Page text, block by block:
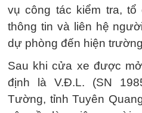
vụ công tác kiểm tra,
thông tin và liên hệ
dự phòng đến hiện
Sau khi cửa xe được
định là V.Đ.L. (SN
Tường, tỉnh Tuyên